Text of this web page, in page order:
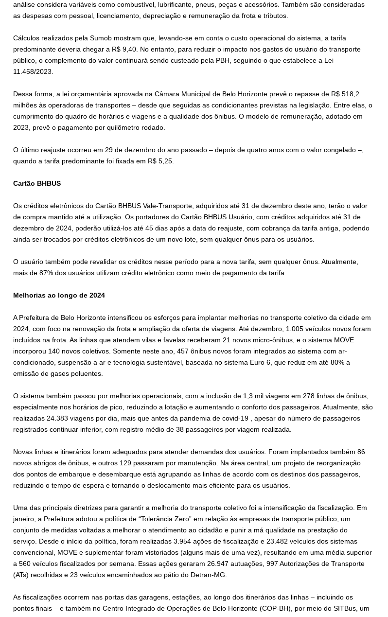
análise considera variáveis como combustível, lubrificante, pneus, peças e acessórios. Também são consideradas
as despesas com pessoal, licenciamento, depreciação e remuneração da frota e tributos.
Cálculos realizados pela Sumob mostram que, levando-se em conta o custo operacional do sistema, a tarifa
predominante deveria chegar a R$ 9,40. No entanto, para reduzir o impacto nos gastos do usuário do transporte
público, o complemento do valor continuará sendo custeado pela PBH, seguindo o que estabelece a Lei
11.458/2023.
Dessa forma, a lei orçamentária aprovada na Câmara Municipal de Belo Horizonte prevê o repasse de R$ 518,2
milhões às operadoras de transportes – desde que seguidas as condicionantes previstas na legislação. Entre elas, o
cumprimento do quadro de horários e viagens e a qualidade dos ônibus. O modelo de remuneração, adotado em
2023, prevê o pagamento por quilômetro rodado.
O último reajuste ocorreu em 29 de dezembro do ano passado – depois de quatro anos com o valor congelado –,
quando a tarifa predominante foi fixada em R$ 5,25.
Cartão BHBUS
Os créditos eletrônicos do Cartão BHBUS Vale-Transporte, adquiridos até 31 de dezembro deste ano, terão o valor
de compra mantido até a utilização. Os portadores do Cartão BHBUS Usuário, com créditos adquiridos até 31 de
dezembro de 2024, poderão utilizá-los até 45 dias após a data do reajuste, com cobrança da tarifa antiga, podendo
ainda ser trocados por créditos eletrônicos de um novo lote, sem qualquer ônus para os usuários.
O usuário também pode revalidar os créditos nesse período para a nova tarifa, sem qualquer ônus. Atualmente,
mais de 87% dos usuários utilizam crédito eletrônico como meio de pagamento da tarifa
Melhorias ao longo de 2024
A Prefeitura de Belo Horizonte intensificou os esforços para implantar melhorias no transporte coletivo da cidade em
2024, com foco na renovação da frota e ampliação da oferta de viagens. Até dezembro, 1.005 veículos novos foram
incluídos na frota. As linhas que atendem vilas e favelas receberam 21 novos micro-ônibus, e o sistema MOVE
incorporou 140 novos coletivos. Somente neste ano, 457 ônibus novos foram integrados ao sistema com ar-
condicionado, suspensão a ar e tecnologia sustentável, baseada no sistema Euro 6, que reduz em até 80% a
emissão de gases poluentes.
O sistema também passou por melhorias operacionais, com a inclusão de 1,3 mil viagens em 278 linhas de ônibus,
especialmente nos horários de pico, reduzindo a lotação e aumentando o conforto dos passageiros. Atualmente, são
realizadas 24.383 viagens por dia, mais que antes da pandemia de covid-19 , apesar do número de passageiros
registrados continuar inferior, com registro médio de 38 passageiros por viagem realizada.
Novas linhas e itinerários foram adequados para atender demandas dos usuários. Foram implantados também 86
novos abrigos de ônibus, e outros 129 passaram por manutenção. Na área central, um projeto de reorganização
dos pontos de embarque e desembarque está agrupando as linhas de acordo com os destinos dos passageiros,
reduzindo o tempo de espera e tornando o deslocamento mais eficiente para os usuários.
Uma das principais diretrizes para garantir a melhoria do transporte coletivo foi a intensificação da fiscalização. Em
janeiro, a Prefeitura adotou a política de “Tolerância Zero” em relação às empresas de transporte público, um
conjunto de medidas voltadas a melhorar o atendimento ao cidadão e punir a má qualidade na prestação do
serviço. Desde o início da política, foram realizadas 3.954 ações de fiscalização e 23.482 veículos dos sistemas
convencional, MOVE e suplementar foram vistoriados (alguns mais de uma vez), resultando em uma média superior
a 560 veículos fiscalizados por semana. Essas ações geraram 26.947 autuações, 997 Autorizações de Transporte
(ATs) recolhidas e 23 veículos encaminhados ao pátio do Detran-MG.
As fiscalizações ocorrem nas portas das garagens, estações, ao longo dos itinerários das linhas – incluindo os
pontos finais – e também no Centro Integrado de Operações de Belo Horizonte (COP-BH), por meio do SITBus, um